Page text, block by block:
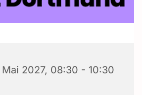
Mai 2027, 08:30 - 10:30